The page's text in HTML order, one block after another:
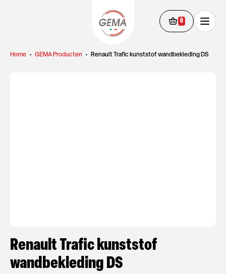
0
Home • GEMA Producten • Renault Trafic kunststof wandbekleding DS
Renault Trafic kunststof
wandbekleding DS